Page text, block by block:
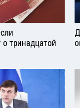
о тринадцатой